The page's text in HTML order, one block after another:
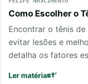
Como Escolher o
Encontrar o tênis
evitar lesões e
detalha os fatores
Ler matéria